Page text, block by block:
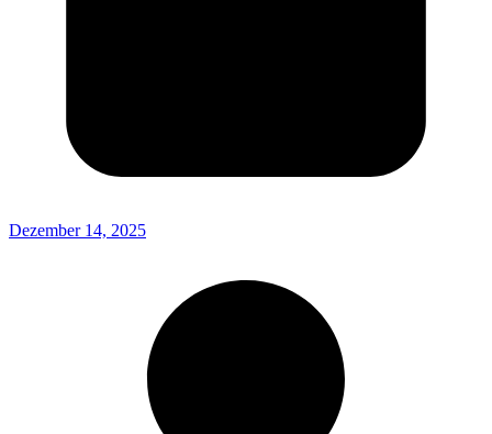
Dezember 14, 2025